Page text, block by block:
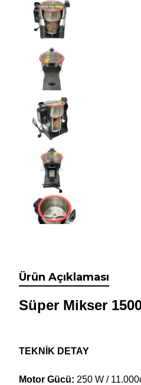
Ürün Açıklaması
Süper Mikser
TEKNİK DETAY
Motor Gücü: 250 W /